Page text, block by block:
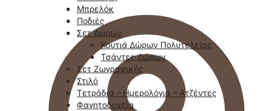
Μπρελόκ
Ποδιές
Σετ Δώρων
Κουτιά Δώρων Πολυτελείας
Τσάντες Δώρων
Σετ Ζωγραφικής
Στιλό
Τετράδια – Ημερολόγια – Ατζέντες
Φαγητοδοχεία